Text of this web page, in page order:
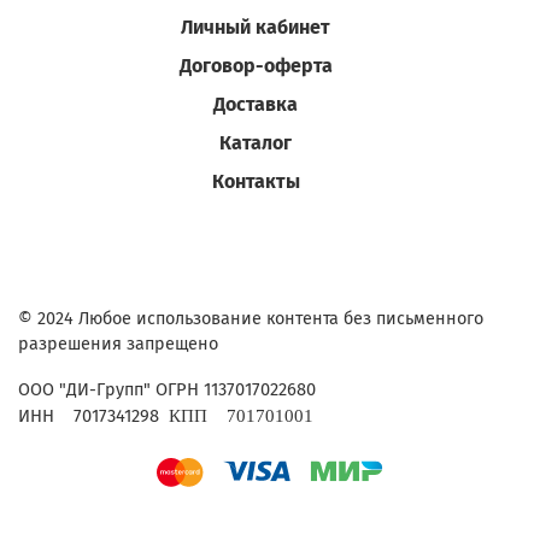
Личный кабинет
Договор-оферта
Доставка
Каталог
Контакты
© 2024 Любое использование контента без письменного
разрешения запрещено
ООО "ДИ-Групп" ОГРН 1137017022680
ИНН
7017341298 КПП 701701001